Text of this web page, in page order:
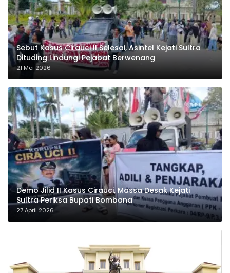
Sebut Kasus Cirauci II Selesai, Asintel Kejati Sultra
Dituding Lindungi Pejabat Berwenang
21 Mei 2026
Demo Jilid II Kasus Cirauci, Massa Desak Kejati
Sultra Periksa Bupati Bombana
27 April 2026